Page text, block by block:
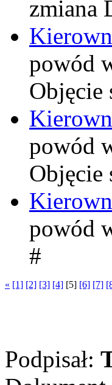
zmiana
powód
Objęcie
powód
Objęcie
powód
#
« [1] [2] [3] [4] [5] [6] [7]
Podpisał: